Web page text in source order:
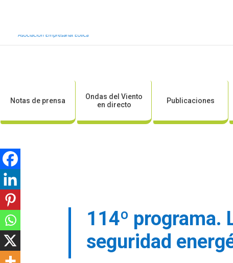
Notas de prensa
Ondas del Viento
en directo
Publicaciones
114º programa.
seguridad